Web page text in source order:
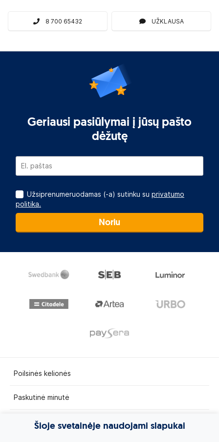
8 700 65432 UŽKLAUSA
Geriausi pasiūlymai į jūsų pašto
dėžutę
Užsiprenumeruodamas (-a) sutinku su privatumo
politika.
Noriu
Poilsinės kelionės
Paskutinė minutė
Egzotinės kelionės
Šioje svetainėje naudojami slapukai